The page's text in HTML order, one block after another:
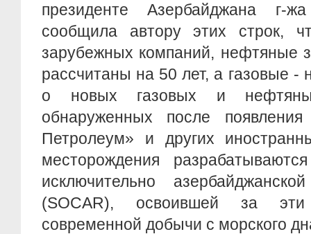
президенте Азербайджана г-
сообщила автору этих строк,
зарубежных компаний, нефтяные
рассчитаны на 50 лет, а газовые
о новых газовых и
обнаруженных после
Петролеум» и других
месторождения
исключительно
(SOCAR), освоившей за
современной добычи с морского